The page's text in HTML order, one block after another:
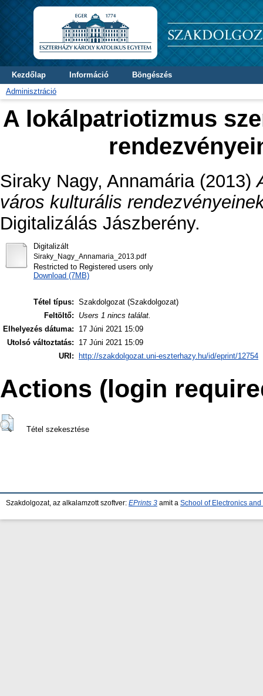
Kezdőlap Információ
Böngészés
Adminisztráció
A lokálpatriotizmus
Siraky Nagy, Annamária(2013)
város kulturális
Digitalizálás Jászberény.
Digitalizált
Siraky_Nagy_Annamaria_2013.pdf
Restricted to Registered users only
Download (7MB)
Tétel típus: Szakdolgozat (Szakdolgozat)
Feltöltő:
Users 1 nincs találat.
Elhelyezés dátuma:
17 Júni 2021 15:09
Utolsó változtatás:
17 Júni 2021 15:09
URI:
http://szakdolgozat.uni-eszterhazy.hu/id/eprint/12754
Actions (login
Tétel szekesztése
Szakdolgozat, az alkalamzott szoftver: EPrints 3 amit a School of Electronics